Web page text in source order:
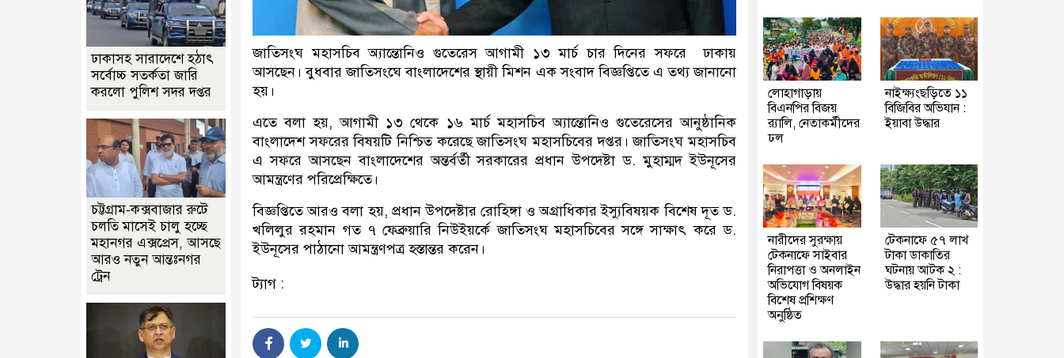
জাতিসংঘ মহাসচিব অ্যান্তোনিও গুতেরেস আগামী ১৩ মার্চ চার দিনের সফরে ঢাকায়
আসছেন। বুধবার জাতিসংঘে বাংলাদেশের স্থায়ী মিশন এক সংবাদ বিজ্ঞপ্তিতে এ তথ্য জানানো
হয়।
এতে বলা হয়, আগামী ১৩ থেকে ১৬ মার্চ মহাসচিব অ্যান্তোনিও গুতেরেসের আনুষ্ঠানিক
বাংলাদেশ সফরের বিষয়টি নিশ্চিত করেছে জাতিসংঘ মহাসচিবের দপ্তর। জাতিসংঘ মহাসচিব
এ সফরে আসছেন বাংলাদেশের অন্তর্বর্তী সরকারের প্রধান উপদেষ্টা ড. মুহাম্মদ ইউনূসের
আমন্ত্রণের পরিপ্রেক্ষিতে।
বিজ্ঞপ্তিতে আরও বলা হয়, প্রধান উপদেষ্টার রোহিঙ্গা ও অগ্রাধিকার ইস্যুবিষয়ক বিশেষ দূত ড.
খলিলুর রহমান গত ৭ ফেব্রুয়ারি নিউইয়র্কে জাতিসংঘ মহাসচিবের সঙ্গে সাক্ষাৎ করে ড.
ইউনূসের পাঠানো আমন্ত্রণপত্র হস্তান্তর করেন।
ট্যাগ :
ঢাকাসহ সারাদেশে হঠাৎ
সর্বোচ্চ সতর্কতা জা‌রি
করলো পুলিশ সদর দপ্তর
চট্টগ্রাম-কক্সবাজার রুটে
চলতি মাসেই চালু হচ্ছে
মহানগর এক্সপ্রেস, আসছে
আরও নতুন আন্তঃনগর
ট্রেন
লোহাগাড়ায়
বিএনপির বিজয়
র‍্যালি, নেতাকর্মীদের
ঢল
নাইক্ষ্যংছড়িতে ১১
বিজিবির অভিযান :
ইয়াবা উদ্ধার
নারীদের সুরক্ষায়
টেকনাফে সাইবার
নিরাপত্তা ও অনলাইন
অভিযোগ বিষয়ক
বিশেষ প্রশিক্ষণ
অনুষ্ঠিত
টেকনাফে ৫৭ লাখ
টাকা ডাকাতির
ঘটনায় আটক ২ :
উদ্ধার হয়নি টাকা